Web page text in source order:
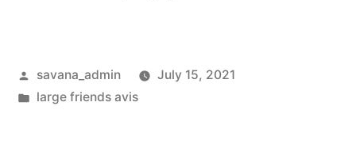
savana_admin
July 15, 2021
large friends avis